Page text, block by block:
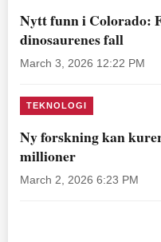
Nytt funn i Colorado:
dinosaurenes fall
March 3, 2026 12:22 PM
TEKNOLOGI
Ny forskning kan
millioner
March 2, 2026 6:23 PM